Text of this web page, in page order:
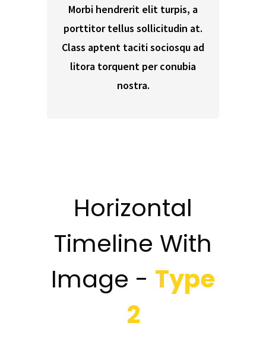
Morbi hendrerit elit turpis, a
porttitor tellus sollicitudin at.
Class aptent taciti sociosqu ad
litora torquent per conubia
nostra.
Horizontal
Timeline With
Image - Type
2